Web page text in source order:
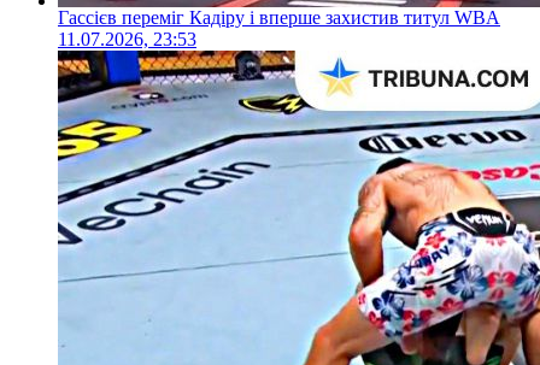
Гассієв переміг Кадіру і вперше захистив титул WBA
11.07.2026, 23:53